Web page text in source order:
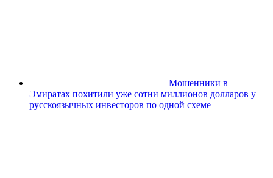
Мошенники в
Эмиратах похитили уже сотни миллионов долларов у
русскоязычных инвесторов по одной схеме